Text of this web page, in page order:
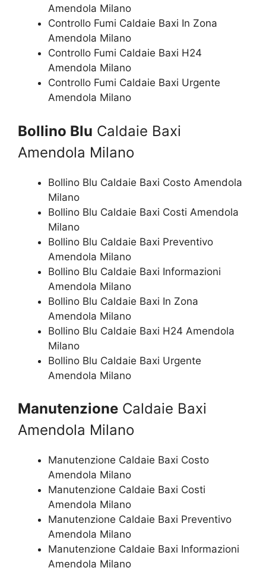
Amendola Milano
Controllo Fumi Caldaie Baxi In Zona
Amendola Milano
Controllo Fumi Caldaie Baxi H24
Amendola Milano
Controllo Fumi Caldaie Baxi Urgente
Amendola Milano
Bollino Blu Caldaie Baxi
Amendola Milano
Bollino Blu Caldaie Baxi Costo Amendola
Milano
Bollino Blu Caldaie Baxi Costi Amendola
Milano
Bollino Blu Caldaie Baxi Preventivo
Amendola Milano
Bollino Blu Caldaie Baxi Informazioni
Amendola Milano
Bollino Blu Caldaie Baxi In Zona
Amendola Milano
Bollino Blu Caldaie Baxi H24 Amendola
Milano
Bollino Blu Caldaie Baxi Urgente
Amendola Milano
Manutenzione Caldaie Baxi
Amendola Milano
Manutenzione Caldaie Baxi Costo
Amendola Milano
Manutenzione Caldaie Baxi Costi
Amendola Milano
Manutenzione Caldaie Baxi Preventivo
Amendola Milano
Manutenzione Caldaie Baxi Informazioni
Amendola Milano